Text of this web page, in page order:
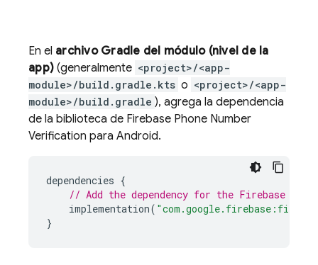
En el archivo Gradle del módulo (nivel de la
app) (generalmente <project>/<app-
module>/build.gradle.kts o <project>/<app-
module>/build.gradle ), agrega la dependencia
de la biblioteca de Firebase Phone Number
Verification para Android.
dependencies {
// Add the dependency for the Firebase
implementation(
}